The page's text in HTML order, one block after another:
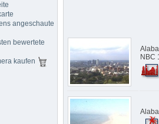
angeschaute
bewertete
kaufen
NBC